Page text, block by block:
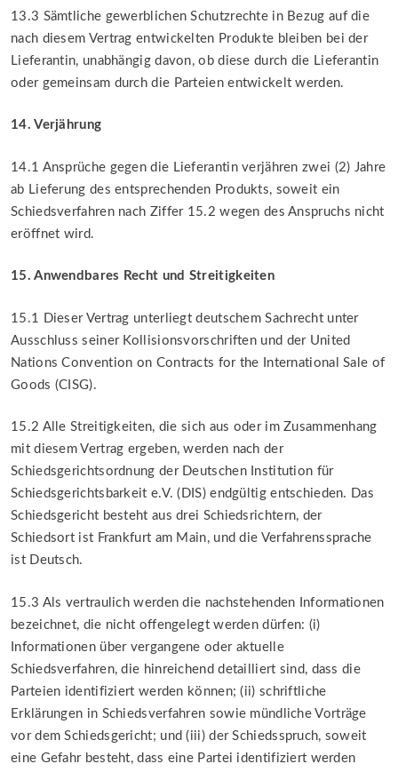
13.3 Sämtliche gewerblichen Schutzrechte in Bezug auf die
nach diesem Vertrag entwickelten Produkte bleiben bei der
Lieferantin, unabhängig davon, ob diese durch die Lieferantin
oder gemeinsam durch die Parteien entwickelt werden.
14. Verjährung
14.1 Ansprüche gegen die Lieferantin verjähren zwei (2) Jahre
ab Lieferung des entsprechenden Produkts, soweit ein
Schiedsverfahren nach Ziffer 15.2 wegen des Anspruchs nicht
eröffnet wird.
15. Anwendbares Recht und Streitigkeiten
15.1 Dieser Vertrag unterliegt deutschem Sachrecht unter
Ausschluss seiner Kollisionsvorschriften und der United
Nations Convention on Contracts for the International Sale of
Goods (CISG).
15.2 Alle Streitigkeiten, die sich aus oder im Zusammenhang
mit diesem Vertrag ergeben, werden nach der
Schiedsgerichtsordnung der Deutschen Institution für
Schiedsgerichtsbarkeit e.V. (DIS) endgültig entschieden. Das
Schiedsgericht besteht aus drei Schiedsrichtern, der
Schiedsort ist Frankfurt am Main, und die Verfahrenssprache
ist Deutsch.
15.3 Als vertraulich werden die nachstehenden Informationen
bezeichnet, die nicht offengelegt werden dürfen: (i)
Informationen über vergangene oder aktuelle
Schiedsverfahren, die hinreichend detailliert sind, dass die
Parteien identifiziert werden können; (ii) schriftliche
Erklärungen in Schiedsverfahren sowie mündliche Vorträge
vor dem Schiedsgericht; und (iii) der Schiedsspruch, soweit
eine Gefahr besteht, dass eine Partei identifiziert werden